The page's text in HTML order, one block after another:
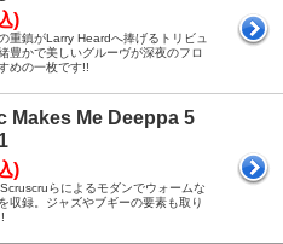
)
重鎮がLarry Heardへ捧げるトリビュ
豊かで美しいグルーヴが深夜のフロ
めの一枚です!!
Makes Me Deeppa 5
)
らによるモダンでウォームな
収録。ジャズやブギーの要素も取り